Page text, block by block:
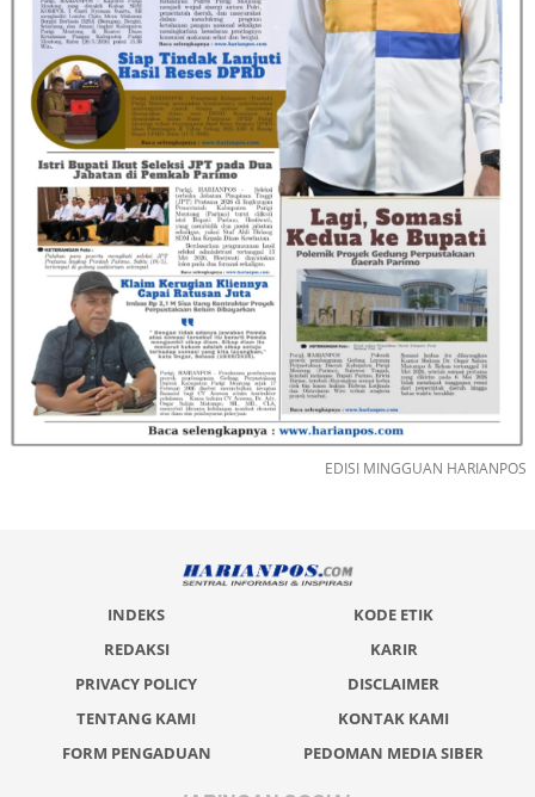
EDISI MINGGUAN HARIANPOS
INDEKS
KODE ETIK
REDAKSI
KARIR
PRIVACY POLICY
DISCLAIMER
TENTANG KAMI
KONTAK KAMI
FORM PENGADUAN
PEDOMAN MEDIA SIBER